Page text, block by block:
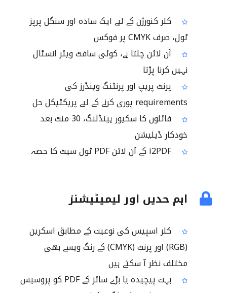
کلر کنورژن کے لیے ایک سادہ اور سنگل پرپز
ٹول، صرف CMYK پر فوکس
آن لائن چلتا ہے، کوئی سافٹ ویئر انسٹال
نہیں کرنا پڑتا
پرنٹ پریپ اور پرنٹنگ وینڈرز کی
requirements پوری کرنے کے لیے پریکٹیکل حل
فائلوں کا سکیور ہینڈلنگ، 30 منٹ بعد
خودکار ڈیلیشن
اہم حدیں اور لیمیٹیشنز
کلر اسپیس کی نوعیت کے مطابق اسکرین
(RGB) اور پرنٹ (CMYK) کے رنگ ویسے بھی
مختلف نظر آ سکتے ہیں
بہت پیچیدہ یا بڑے سائز کے PDF کو پروسیس